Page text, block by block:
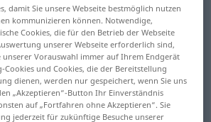
anklicken/antippen)
Abwaschlappen
damit Sie unsere Webseite bestmöglich nutzen
kommunizieren können. Notwendige,
Cookies, die für den Betrieb der Webseite
unserer Webseite erforderlich sind,
Vorauswahl immer auf Ihrem Endgerät
Cookies und Cookies, die der Bereitstellung
dienen, werden nur gespeichert, wenn Sie uns
„Akzeptieren“-Button Ihr Einverständnis
auf „Fortfahren ohne Akzeptieren“. Sie
jederzeit für zukünftige Besuche unserer